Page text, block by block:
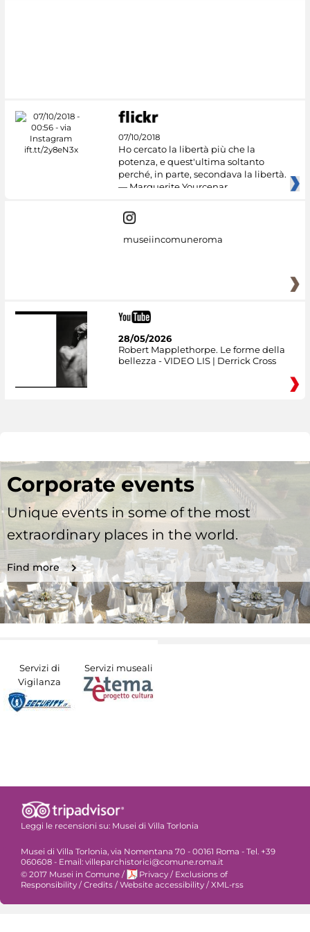
07/10/2018
Ho cercato la libertà più che la
potenza, e quest'ultima soltanto
perché, in parte, secondava la libertà.
— Marguerite Yourcenar
museiincomuneroma
28/05/2026
Robert Mapplethorpe. Le forme della
bellezza - VIDEO LIS | Derrick Cross
Corporate events
Unique events in some of the most
extraordinary places in the world.
Find more
Servizi di
Vigilanza
Servizi museali
Leggi le recensioni su: Musei di Villa Torlonia
Musei di Villa Torlonia, via Nomentana 70 - 00161 Roma - Tel. +39
060608 - Email: villeparchistorici@comune.roma.it
© 2017 Musei in Comune / Privacy / Exclusions of
Responsibility /Credits /Website accessibility /XML-rss